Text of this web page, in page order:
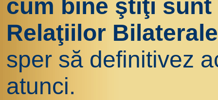
cum bine ştiţi
Relaţiilor
sper să definitivez
atunci.